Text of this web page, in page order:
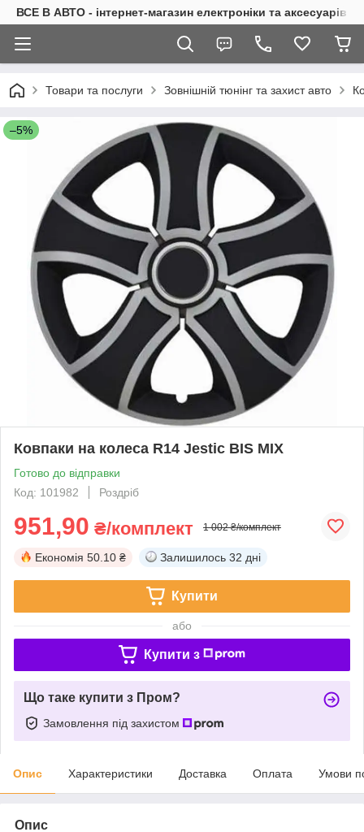
ВСЕ В АВТО - інтернет-магазин електроніки та аксесуарів в
Товари та послуги Зовнішній тюнінг та захист авто
–5%
Ковпаки на колеса R14 Jestic BIS MIX
Готово до відправки
Код: 101982
Роздріб
951,90 ₴/комплект 1 002 ₴/комплект
Економія 50.10 ₴ Залишилось 32 дні
Купити
або
Купити з
Що таке купити з Пром?
Замовлення під захистом
Опис Характеристики Доставка Оплата Умови
Опис